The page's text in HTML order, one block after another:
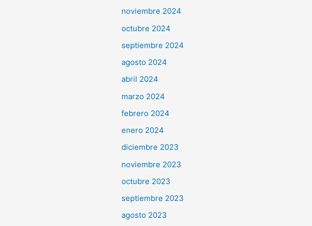
noviembre 2024
octubre 2024
septiembre 2024
agosto 2024
abril 2024
marzo 2024
febrero 2024
enero 2024
diciembre 2023
noviembre 2023
octubre 2023
septiembre 2023
agosto 2023